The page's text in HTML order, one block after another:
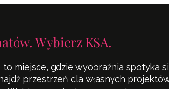
Wybierz KSA.
to miejsce, gdzie wyobraźnia spotyka
przestrzeń dla własnych